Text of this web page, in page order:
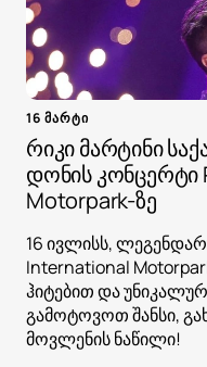
16 მარტი
რიკი მარტინი
დონის კონცერტი
Motorpark-ზე
16 ივლისს,
International
ჰიტებით და
გამოტოვოთ შანსი,
მოვლენის ნაწილი!